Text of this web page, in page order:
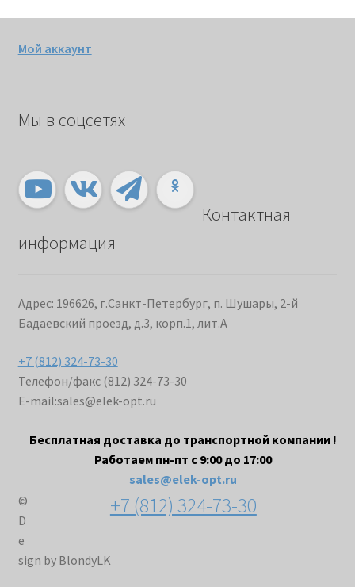
Мой аккаунт
Мы в соцсетях
Контактная
информация
Адрес: 196626, г.Санкт-Петербург, п. Шушары, 2-й
Бадаевский проезд, д.3, корп.1, лит.А
+7 (812) 324-73-30
Телефон/факс (812) 324-73-30
E-mail:sales@elek-opt.ru
Бесплатная доставка до транспортной компании !
Работаем пн-пт с 9:00 до 17:00
sales@elek-opt.ru
+7 (812) 324-73-30
©
D
e
sign by BlondyLK